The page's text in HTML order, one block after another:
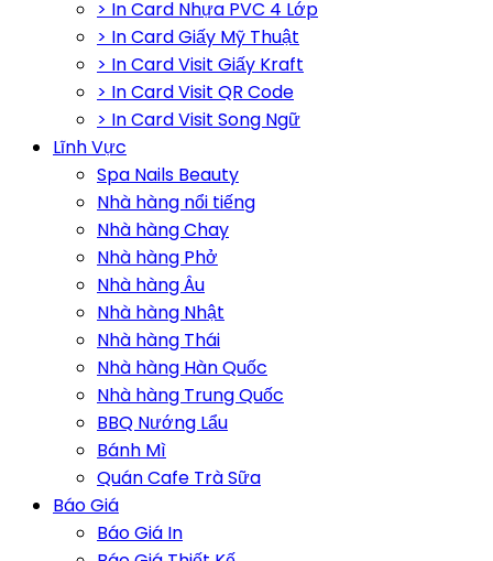
> In Card Nhựa PVC 4 Lớp
> In Card Giấy Mỹ Thuật
> In Card Visit Giấy Kraft
> In Card Visit QR Code
> In Card Visit Song Ngữ
Lĩnh Vực
Spa Nails Beauty
Nhà hàng nổi tiếng
Nhà hàng Chay
Nhà hàng Phở
Nhà hàng Âu
Nhà hàng Nhật
Nhà hàng Thái
Nhà hàng Hàn Quốc
Nhà hàng Trung Quốc
BBQ Nướng Lẩu
Bánh Mì
Quán Cafe Trà Sữa
Báo Giá
Báo Giá In